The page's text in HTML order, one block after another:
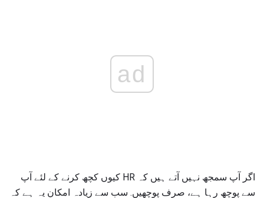
ad
اگر آپ سمجھ نہیں آتے ہیں کہ HR کیوں کچھ کرنے کے لئے آپ
سے پوچھ رہا ہے، صرف پوچھیں. سب سے زیادہ امکان یہ ہے کہ